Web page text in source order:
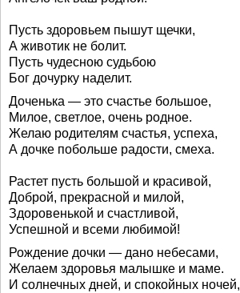
Пусть здоровьем пышут щечки,
А животик не болит.
Пусть чудесною судьбою
Бог дочурку наделит.
Доченька — это счастье большое,
Милое, светлое, очень родное.
Желаю родителям счастья, успеха,
А дочке побольше радости, смеха.
Растет пусть большой и красивой,
Доброй, прекрасной и милой,
Здоровенькой и счастливой,
Успешной и всеми любимой!
Рождение дочки — дано небесами,
Желаем здоровья малышке и маме.
И солнечных дней, и спокойных ночей,